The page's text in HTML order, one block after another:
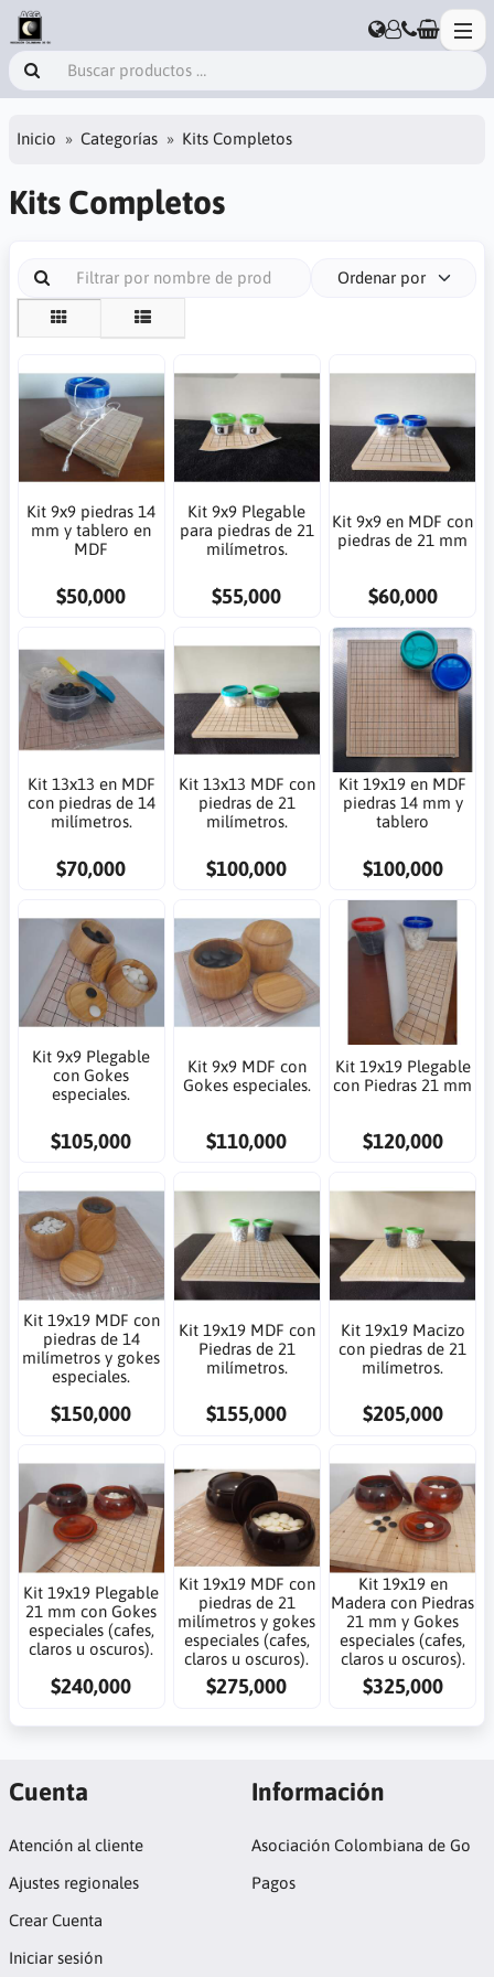
Inicio Categorías Kits Completos
Kits Completos
Ordenar por
Kit 9x9 piedras 14
mm y tablero en
MDF
$50,000
Kit 9x9 Plegable
para piedras de 21
milímetros.
$55,000
Kit 9x9 en MDF con
piedras de 21 mm
$60,000
Kit 13x13 en MDF
con piedras de 14
milímetros.
$70,000
Kit 13x13 MDF con
piedras de 21
milímetros.
$100,000
Kit 19x19 en MDF
piedras 14 mm y
tablero
$100,000
Kit 9x9 Plegable
con Gokes
especiales.
$105,000
Kit 9x9 MDF con
Gokes especiales.
$110,000
Kit 19x19 Plegable
con Piedras 21 mm
$120,000
Kit 19x19 MDF con
piedras de 14
milímetros y gokes
especiales.
$150,000
Kit 19x19 MDF con
Piedras de 21
milímetros.
$155,000
Kit 19x19 Macizo
con piedras de 21
milímetros.
$205,000
Kit 19x19 Plegable
21 mm con Gokes
especiales (cafes,
claros u oscuros).
$240,000
Kit 19x19 MDF con
piedras de 21
milímetros y gokes
especiales (cafes,
claros u oscuros).
$275,000
Kit 19x19 en
Madera con Piedras
21 mm y Gokes
especiales (cafes,
claros u oscuros).
$325,000
Cuenta
Atención al cliente
Ajustes regionales
Crear Cuenta
Iniciar sesión
Información
Asociación Colombiana de Go
Pagos